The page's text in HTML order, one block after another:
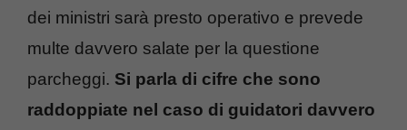
dei ministri sarà presto operativo e prevede
multe davvero salate per la questione
parcheggi. Si parla di cifre che sono
raddoppiate nel caso di guidatori davvero